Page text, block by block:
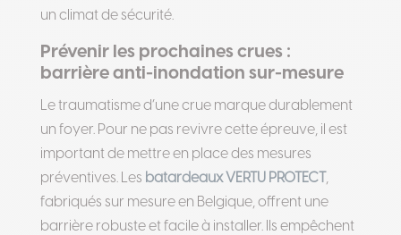
un climat de sécurité.
Prévenir les prochaines crues :
barrière anti-inondation sur-mesure
Le traumatisme d’une crue marque durablement
un foyer. Pour ne pas revivre cette épreuve, il est
important de mettre en place des mesures
préventives. Les batardeaux VERTU PROTECT ,
fabriqués sur mesure en Belgique, offrent une
barrière robuste et facile à installer. Ils empêchent